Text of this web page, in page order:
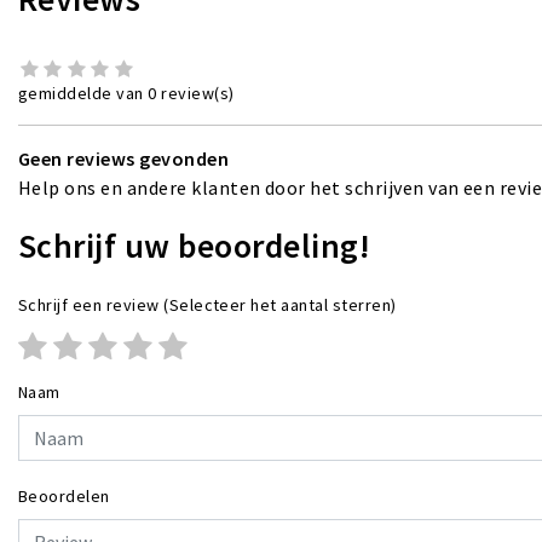
gemiddelde van 0 review(s)
Geen reviews gevonden
Help ons en andere klanten door het schrijven van een
Schrijf uw beoordeling!
Schrijf een review (Selecteer het aantal sterren)
Naam
Beoordelen